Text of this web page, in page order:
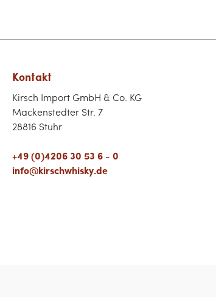
Kontakt
Kirsch Import GmbH & Co. KG
Mackenstedter Str. 7
28816 Stuhr
+49 (0)4206 30 53 6 - 0
info@kirschwhisky.de